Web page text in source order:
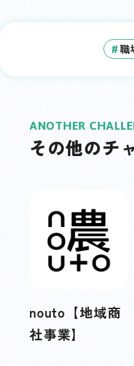
#職
ANOTHER
その他のチ
nouto【地域商
社事業】